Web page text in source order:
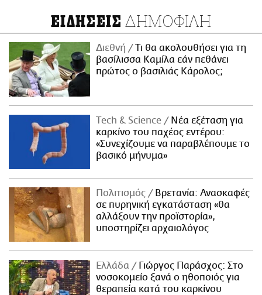
ΕΙΔΗΣΕΙΣ ΔΗΜΟΦΙΛΗ
Διεθνή
Τι θα ακολουθήσει για τη
βασίλισσα Καμίλα εάν πεθάνει
πρώτος ο βασιλιάς Κάρολος;
Τech & Science
Νέα εξέταση για
καρκίνο του παχέος εντέρου:
«Συνεχίζουμε να παραβλέπουμε το
βασικό μήνυμα»
Πολιτισμός
Βρετανία: Ανασκαφές
σε πυρηνική εγκατάσταση «θα
αλλάξουν την προϊστορία»,
υποστηρίζει αρχαιολόγος
Ελλάδα
Γιώργος Παράσχος: Στο
νοσοκομείο ξανά ο ηθοποιός για
θεραπεία κατά του καρκίνου